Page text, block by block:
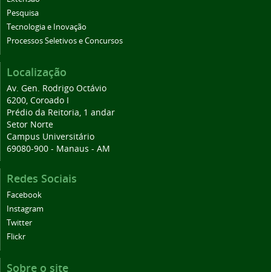
Pesquisa
Tecnologia e Inovação
Processos Seletivos e Concursos
Localização
Av. Gen. Rodrigo Octávio
6200, Coroado I
Prédio da Reitoria, 1 andar
Setor Norte
Campus Universitário
69080-900 - Manaus - AM
Redes Sociais
Facebook
Instagram
Twitter
Flickr
Sobre o site